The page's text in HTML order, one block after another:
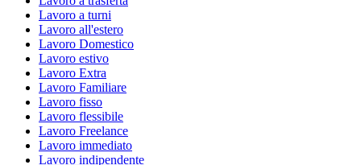
Lavoro a turni
Lavoro all'estero
Lavoro Domestico
Lavoro estivo
Lavoro Extra
Lavoro Familiare
Lavoro fisso
Lavoro flessibile
Lavoro Freelance
Lavoro immediato
Lavoro indipendente